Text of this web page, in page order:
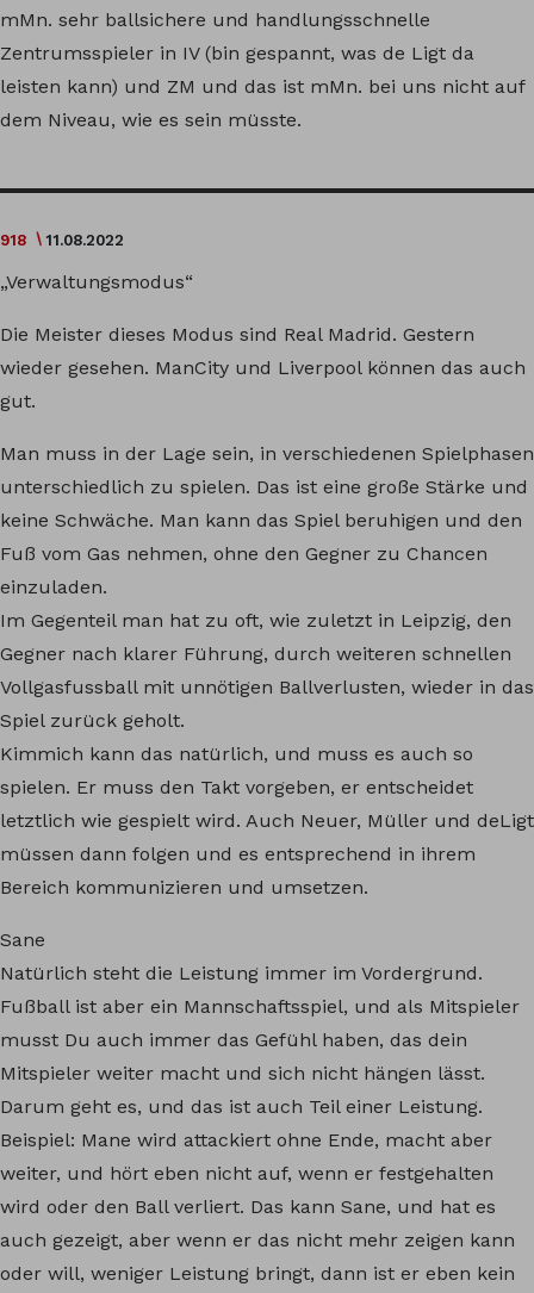
mMn. sehr ballsichere und handlungsschnelle
Zentrumsspieler in IV (bin gespannt, was de Ligt da
leisten kann) und ZM und das ist mMn. bei uns nicht auf
dem Niveau, wie es sein müsste.
918 11.08.2022
„Verwaltungsmodus“
Die Meister dieses Modus sind Real Madrid. Gestern
wieder gesehen. ManCity und Liverpool können das auch
gut.
Man muss in der Lage sein, in verschiedenen Spielphasen
unterschiedlich zu spielen. Das ist eine große Stärke und
keine Schwäche. Man kann das Spiel beruhigen und den
Fuß vom Gas nehmen, ohne den Gegner zu Chancen
einzuladen.
Im Gegenteil man hat zu oft, wie zuletzt in Leipzig, den
Gegner nach klarer Führung, durch weiteren schnellen
Vollgasfussball mit unnötigen Ballverlusten, wieder in das
Spiel zurück geholt.
Kimmich kann das natürlich, und muss es auch so
spielen. Er muss den Takt vorgeben, er entscheidet
letztlich wie gespielt wird. Auch Neuer, Müller und deLigt
müssen dann folgen und es entsprechend in ihrem
Bereich kommunizieren und umsetzen.
Sane
Natürlich steht die Leistung immer im Vordergrund.
Fußball ist aber ein Mannschaftsspiel, und als Mitspieler
musst Du auch immer das Gefühl haben, das dein
Mitspieler weiter macht und sich nicht hängen lässt.
Darum geht es, und das ist auch Teil einer Leistung.
Beispiel: Mane wird attackiert ohne Ende, macht aber
weiter, und hört eben nicht auf, wenn er festgehalten
wird oder den Ball verliert. Das kann Sane, und hat es
auch gezeigt, aber wenn er das nicht mehr zeigen kann
oder will, weniger Leistung bringt, dann ist er eben kein